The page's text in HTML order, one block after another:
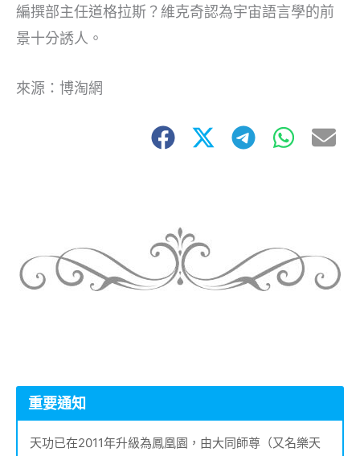
編撰部主任道格拉斯？維克奇認為宇宙語言學的前
景十分誘人。
來源：博淘網
重要通知
天功已在2011年升級為鳳凰園，由大同師尊（又名樂天